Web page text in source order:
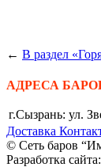
← В раздел
АДРЕСА
г.Сызрань: ул.
Доставка
© Сеть баров
Разработка сайта: